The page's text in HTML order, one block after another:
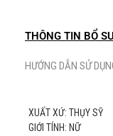
THÔNG TIN BỔ
HƯỚNG DẪN SỬ
XUẤT XỨ: THỤY SỸ
GIỚI TÍNH: NỮ